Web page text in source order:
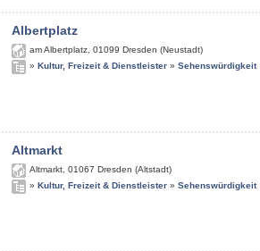
Albertplatz
am Albertplatz 01099 Dresden (Neustadt)
» Kultur, Freizeit & Dienstleister » Sehenswürdigkeit
Altmarkt
Altmarkt 01067 Dresden (Altstadt)
» Kultur, Freizeit & Dienstleister » Sehenswürdigkeit